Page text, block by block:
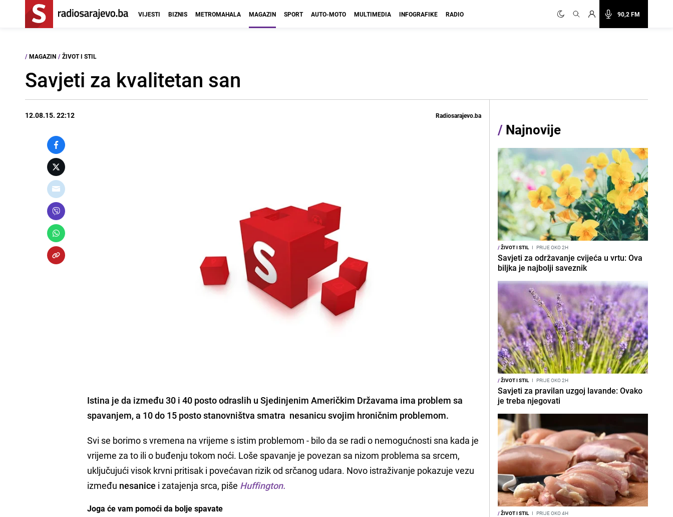
90,2 FM
VIJESTI BIZNIS METROMAHALA MAGAZIN SPORT AUTO-MOTO MULTIMEDIA INFOGRAFIKE RADIO
/ MAGAZIN / ŽIVOT I STIL
Savjeti za kvalitetan san
12.08.15. 22:12 Radiosarajevo.ba
Istina je da između 30 i 40 posto odraslih u Sjedinjenim Američkim Državama ima problem sa
spavanjem, a 10 do 15 posto stanovništva smatra nesanicu svojim hroničnim problemom.
Svi se borimo s vremena na vrijeme s istim problemom - bilo da se radi o nemogućnosti sna kada je
vrijeme za to ili o buđenju tokom noći. Loše spavanje je povezan sa nizom problema sa srcem,
uključujući visok krvni pritisak i povećavan rizik od srčanog udara. Novo istraživanje pokazuje vezu
između nesanice i zatajenja srca, piše Huffington.
Joga će vam pomoći da bolje spavate
/ Najnovije
/ŽIVOT I STIL I PRIJE OKO 2H
Savjeti za održavanje cvijeća u vrtu: Ova
biljka je najbolji saveznik
/ŽIVOT I STIL I PRIJE OKO 2H
Savjeti za pravilan uzgoj lavande: Ovako
je treba njegovati
/ŽIVOT I STIL I PRIJE OKO 4H